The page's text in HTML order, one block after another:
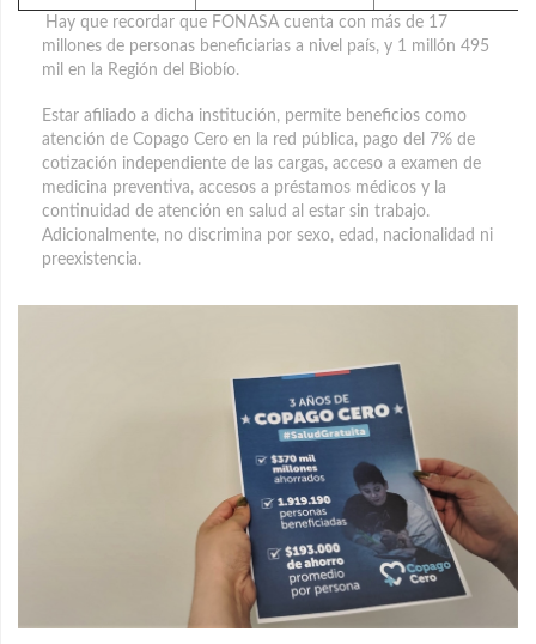
Hay que recordar que FONASA cuenta con más de 17
millones de personas beneficiarias a nivel país, y 1 millón 495
mil en la Región del Biobío.
Estar afiliado a dicha institución, permite beneficios como
atención de Copago Cero en la red pública, pago del 7% de
cotización independiente de las cargas, acceso a examen de
medicina preventiva, accesos a préstamos médicos y la
continuidad de atención en salud al estar sin trabajo.
Adicionalmente, no discrimina por sexo, edad, nacionalidad ni
preexistencia.